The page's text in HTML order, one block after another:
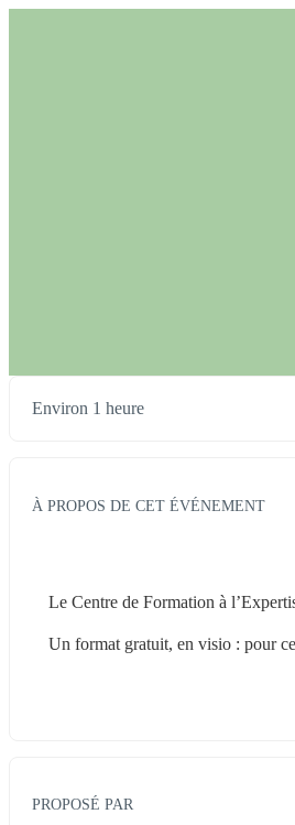
Environ 1 heure
À PROPOS DE CET ÉVÉNEMENT
Le Centre de Formation à
Un format gratuit, en visio : pour
PROPOSÉ PAR